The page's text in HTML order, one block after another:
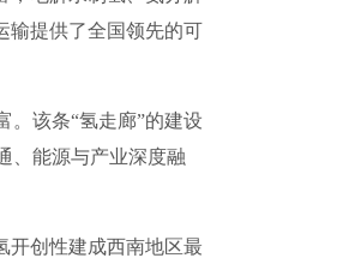
输提供了全国领先的可
该条“氢走廊”的建设
、能源与产业深度融
创性建成西南地区最